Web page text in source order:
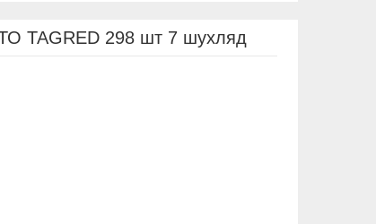
TAGRED 298 шт 7 шухляд